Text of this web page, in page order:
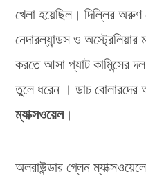
খেলা হয়েছিল। দিল্লির অরুণ
নেদারল্যান্ডস ও
করতে আসা প্যাট কামিন্সের
তুলে ধরেন । ডাচ
ম্যাক্সওয়েল।
অলরাউন্ডার গ্লেন